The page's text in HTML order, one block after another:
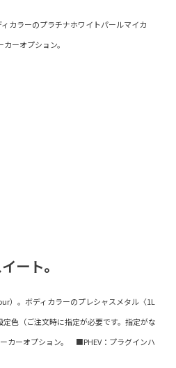
カラーのプラチナホワイトパールマイカ
ーオプション。
ート。
）。ボディカラーのプレシャスメタル〈1L
色（ご注文時に指定が必要です。指定がな
カーオプション。 ■PHEV：プラグインハ